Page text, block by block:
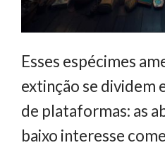
Esses espécimes
extinção se dividem
de plataformas: as
baixo interesse